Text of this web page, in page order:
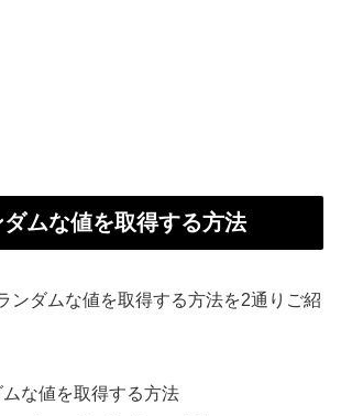
ムな値を取得する方法
ンダムな値を取得する方法を2通りご紹
な値を取得する方法